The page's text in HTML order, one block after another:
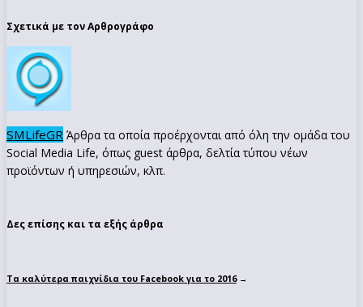
Σχετικά με τον Αρθρογράφο
SMLifeGR Άρθρα τα οποία προέρχονται από όλη την ομάδα του
Social Media Life, όπως guest άρθρα, δελτία τύπου νέων
προϊόντων ή υπηρεσιών, κλπ.
Δες επίσης και τα εξής άρθρα
Τα καλύτερα παιχνίδια του Facebook για το 2016→